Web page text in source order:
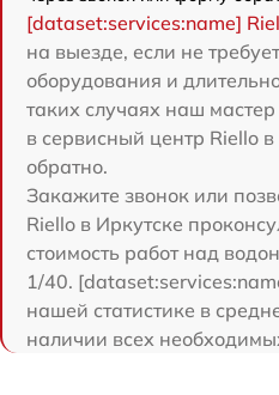
[dataset:services:name]
на выезде, если не
оборудования и
таких случаях наш
в сервисный центр Riello
обратно.
Закажите звонок или
Riello в Иркутске
стоимость работ над
1/40.
нашей статистике в
наличии всех